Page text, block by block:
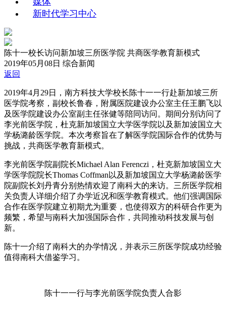
新时代学习中心
陈十一校长访问新加坡三所医学院 共商医学教育新模式
2019年05月08日 综合新闻
返回
2019年4月29日，南方科技大学校长陈十一一行赴新加坡三所
医学院考察，副校长鲁春，附属医院建设办公室主任王鹏飞以
及医学院建设办公室副主任张健等陪同访问。期间分别访问了
李光前医学院，杜克新加坡国立大学医学院以及新加波国立大
学杨潞龄医学院。本次考察旨在了解医学院国际合作的优势与
挑战，共商医学教育新模式。
李光前医学院副院长Michael Alan Ferenczi，杜克新加坡国立大
学医学院院长Thomas Coffman以及新加坡国立大学杨潞龄医学
院副院长刘丹青分别热情欢迎了南科大的来访。三所医学院相
关负责人详细介绍了办学近况和医学教育模式。他们强调国际
合作在医学院建立初期尤为重要，也使得双方的科研合作更为
频繁，希望与南科大加强国际合作，共同推动科技发展与创
新。
陈十一介绍了南科大的办学情况，并表示三所医学院成功经验
值得南科大借鉴学习。
陈十一一行与李光前医学院负责人合影